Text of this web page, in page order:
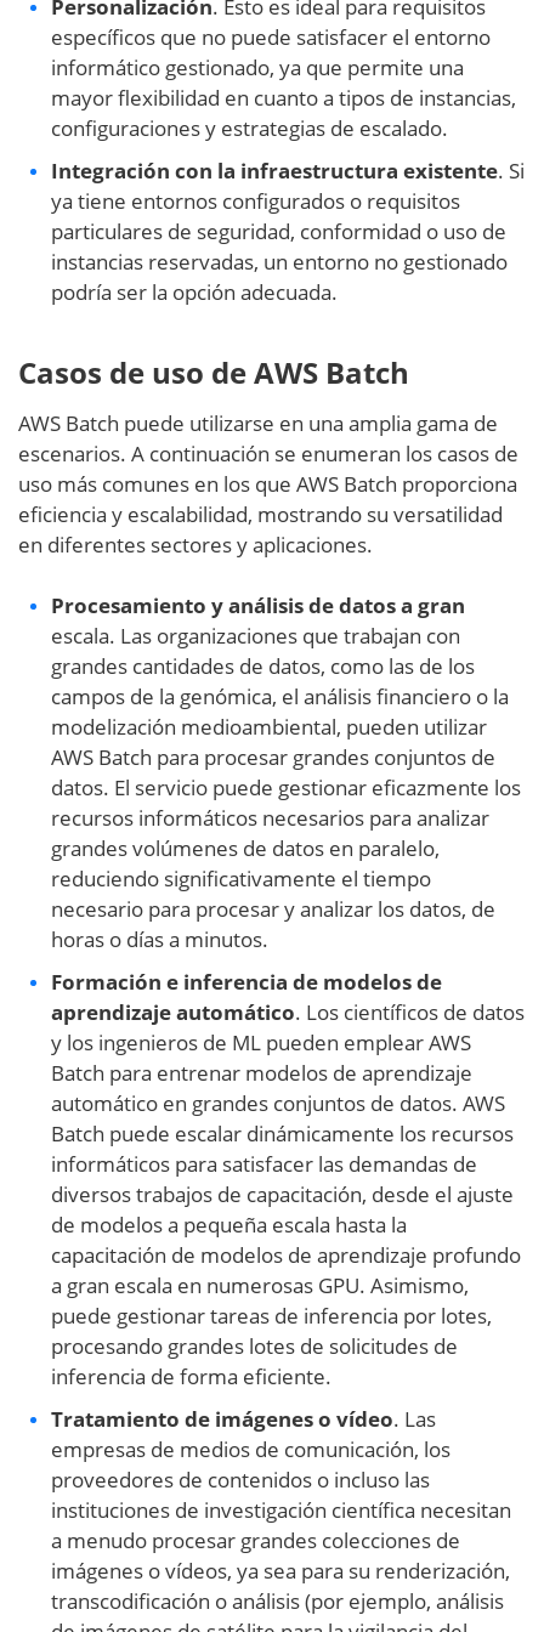
Personalización. Esto es ideal para requisitos
específicos que no puede satisfacer el entorno
informático gestionado, ya que permite una
mayor flexibilidad en cuanto a tipos de instancias,
configuraciones y estrategias de escalado.
Integración con la infraestructura existente. Si
ya tiene entornos configurados o requisitos
particulares de seguridad, conformidad o uso de
instancias reservadas, un entorno no gestionado
podría ser la opción adecuada.
Casos de uso de AWS Batch
AWS Batch puede utilizarse en una amplia gama de
escenarios. A continuación se enumeran los casos de
uso más comunes en los que AWS Batch proporciona
eficiencia y escalabilidad, mostrando su versatilidad
en diferentes sectores y aplicaciones.
Procesamiento y análisis de datos a gran
escala. Las organizaciones que trabajan con
grandes cantidades de datos, como las de los
campos de la genómica, el análisis financiero o la
modelización medioambiental, pueden utilizar
AWS Batch para procesar grandes conjuntos de
datos. El servicio puede gestionar eficazmente los
recursos informáticos necesarios para analizar
grandes volúmenes de datos en paralelo,
reduciendo significativamente el tiempo
necesario para procesar y analizar los datos, de
horas o días a minutos.
Formación e inferencia de modelos de
aprendizaje automático. Los científicos de datos
y los ingenieros de ML pueden emplear AWS
Batch para entrenar modelos de aprendizaje
automático en grandes conjuntos de datos. AWS
Batch puede escalar dinámicamente los recursos
informáticos para satisfacer las demandas de
diversos trabajos de capacitación, desde el ajuste
de modelos a pequeña escala hasta la
capacitación de modelos de aprendizaje profundo
a gran escala en numerosas GPU. Asimismo,
puede gestionar tareas de inferencia por lotes,
procesando grandes lotes de solicitudes de
inferencia de forma eficiente.
Tratamiento de imágenes o vídeo. Las
empresas de medios de comunicación, los
proveedores de contenidos o incluso las
instituciones de investigación científica necesitan
a menudo procesar grandes colecciones de
imágenes o vídeos, ya sea para su renderización,
transcodificación o análisis (por ejemplo, análisis